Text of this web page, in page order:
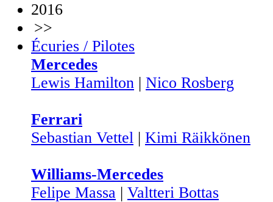
2016
>>
Écuries / Pilotes
Mercedes
Lewis Hamilton | Nico Rosberg
Ferrari
Sebastian Vettel | Kimi Räikkönen
Williams-Mercedes
Felipe Massa | Valtteri Bottas